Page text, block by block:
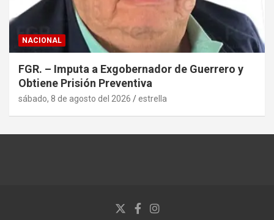
NACIONAL
FGR. – Imputa a Exgobernador de Guerrero y
Obtiene Prisión Preventiva
sábado, 8 de agosto del 2026 estrella